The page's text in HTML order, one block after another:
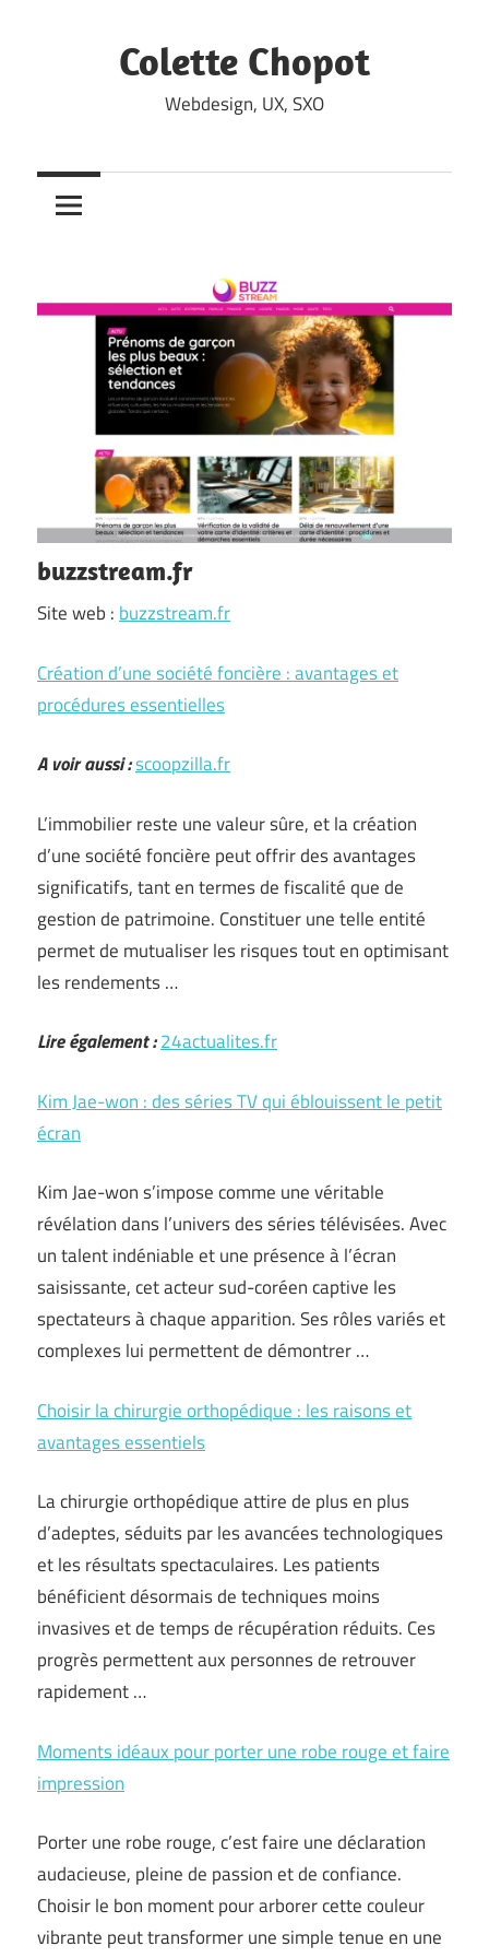
Colette Chopot
Webdesign, UX, SXO
buzzstream.fr
Site web : buzzstream.fr
Création d’une société foncière : avantages et
procédures essentielles
A voir aussi :scoopzilla.fr
L’immobilier reste une valeur sûre, et la création
d’une société foncière peut offrir des avantages
significatifs, tant en termes de fiscalité que de
gestion de patrimoine. Constituer une telle entité
permet de mutualiser les risques tout en optimisant
les rendements …
Lire également :24actualites.fr
Kim Jae-won : des séries TV qui éblouissent le petit
écran
Kim Jae-won s’impose comme une véritable
révélation dans l’univers des séries télévisées. Avec
un talent indéniable et une présence à l’écran
saisissante, cet acteur sud-coréen captive les
spectateurs à chaque apparition. Ses rôles variés et
complexes lui permettent de démontrer …
Choisir la chirurgie orthopédique : les raisons et
avantages essentiels
La chirurgie orthopédique attire de plus en plus
d’adeptes, séduits par les avancées technologiques
et les résultats spectaculaires. Les patients
bénéficient désormais de techniques moins
invasives et de temps de récupération réduits. Ces
progrès permettent aux personnes de retrouver
rapidement …
Moments idéaux pour porter une robe rouge et faire
impression
Porter une robe rouge, c’est faire une déclaration
audacieuse, pleine de passion et de confiance.
Choisir le bon moment pour arborer cette couleur
vibrante peut transformer une simple tenue en une